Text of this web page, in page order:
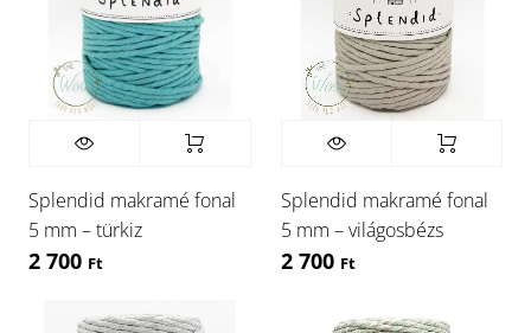
Splendid makramé fonal
5 mm – türkiz
2 700 Ft
Splendid makramé fonal
5 mm – világosbézs
2 700 Ft